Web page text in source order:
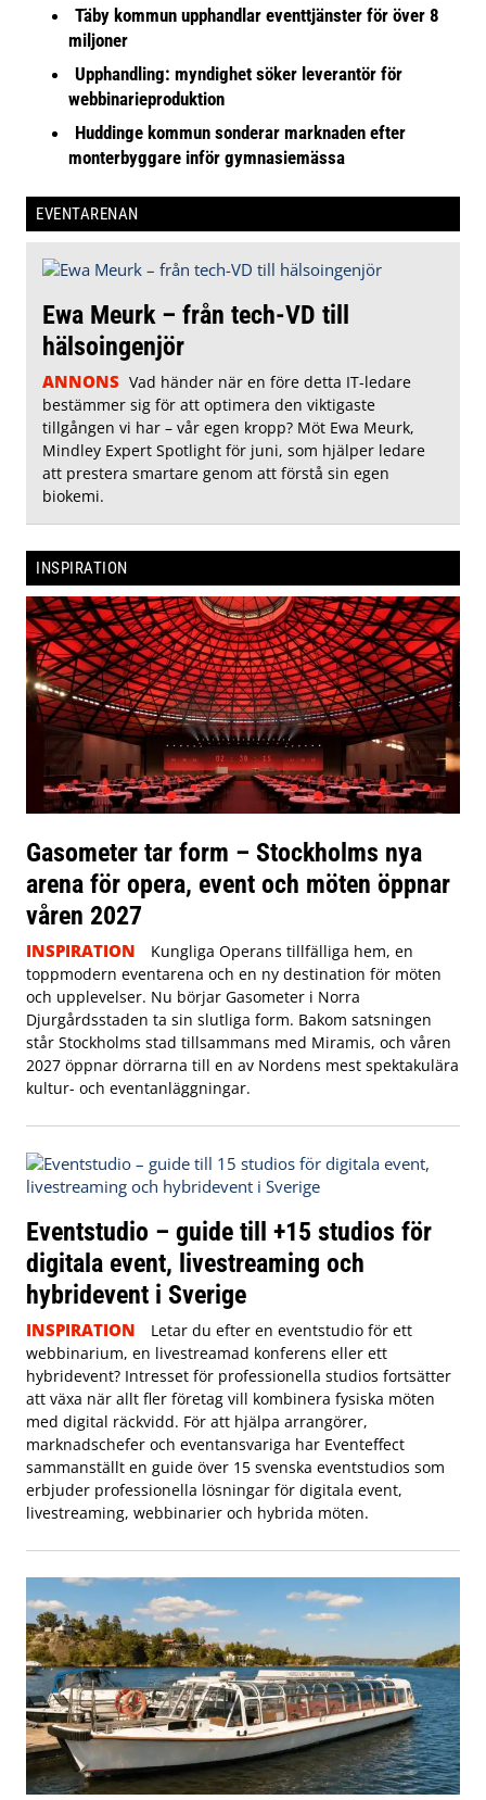
Täby kommun upphandlar eventtjänster för över 8
miljoner
Upphandling: myndighet söker leverantör för
webbinarieproduktion
Huddinge kommun sonderar marknaden efter
monterbyggare inför gymnasiemässa
EVENTARENAN
Ewa Meurk – från tech-VD till
hälsoingenjör
ANNONS Vad händer när en före detta IT-ledare
bestämmer sig för att optimera den viktigaste
tillgången vi har – vår egen kropp? Möt Ewa Meurk,
Mindley Expert Spotlight för juni, som hjälper ledare
att prestera smartare genom att förstå sin egen
biokemi.
INSPIRATION
Gasometer tar form – Stockholms nya
arena för opera, event och möten öppnar
våren 2027
INSPIRATION
Kungliga Operans tillfälliga hem, en
toppmodern eventarena och en ny destination för möten
och upplevelser. Nu börjar Gasometer i Norra
Djurgårdsstaden ta sin slutliga form. Bakom satsningen
står Stockholms stad tillsammans med Miramis, och våren
2027 öppnar dörrarna till en av Nordens mest spektakulära
kultur- och eventanläggningar.
Eventstudio – guide till +15 studios för
digitala event, livestreaming och
hybridevent i Sverige
INSPIRATION
Letar du efter en eventstudio för ett
webbinarium, en livestreamad konferens eller ett
hybridevent? Intresset för professionella studios fortsätter
att växa när allt fler företag vill kombinera fysiska möten
med digital räckvidd. För att hjälpa arrangörer,
marknadschefer och eventansvariga har Eventeffect
sammanställt en guide över 15 svenska eventstudios som
erbjuder professionella lösningar för digitala event,
livestreaming, webbinarier och hybrida möten.